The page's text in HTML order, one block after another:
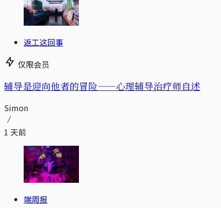
返工这回事
仅限会员
辅导是迎向他者的冒险——心理辅导治疗师自述
Simon
1 天前
端周报